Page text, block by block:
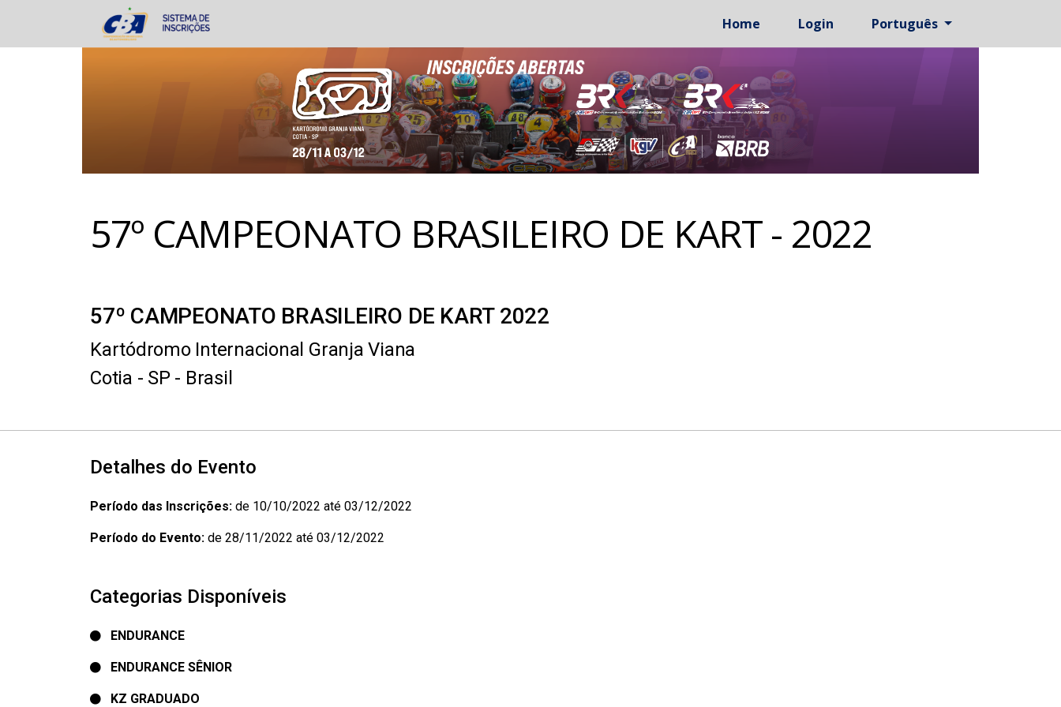
Home Login Português
57º CAMPEONATO BRASILEIRO DE KART - 2022
57º CAMPEONATO BRASILEIRO DE KART 2022
Kartódromo Internacional Granja Viana
Cotia - SP - Brasil
Detalhes do Evento
Período das Inscrições: de 10/10/2022 até 03/12/2022
Período do Evento: de 28/11/2022 até 03/12/2022
Categorias Disponíveis
ENDURANCE
ENDURANCE SÊNIOR
KZ GRADUADO